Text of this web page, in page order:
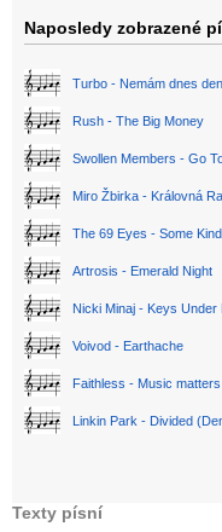
Naposledy zobrazené
Turbo - Nemám dnes den
Rush - The Big Money
Swollen Members - Go
Miro Žbirka - Královná
The 69 Eyes - Some
Artrosis - Emerald Night
Nicki Minaj - Keys Under
Voivod - Earthache
Faithless - Music matters
Linkin Park - Divided
Texty písní